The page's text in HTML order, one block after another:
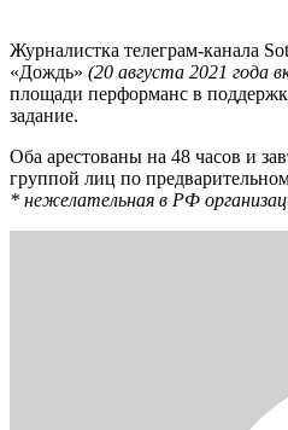
Журналистка телеграм-канала
«Дождь» (20 августа 2021 года
площади перформанс в
задание.
Оба арестованы на 48 часов и
группой лиц по
* нежелательная в РФ